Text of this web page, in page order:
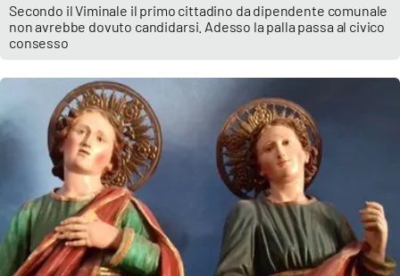
Secondo il Viminale il primo cittadino da dipendente comunale
non avrebbe dovuto candidarsi. Adesso la palla passa al civico
consesso